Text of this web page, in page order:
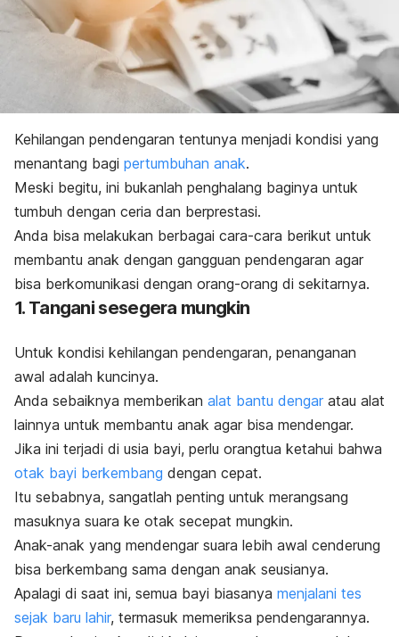
Kehilangan pendengaran tentunya menjadi kondisi yang
menantang bagi pertumbuhan anak.
Meski begitu, ini bukanlah penghalang baginya untuk
tumbuh dengan ceria dan berprestasi.
Anda bisa melakukan berbagai cara-cara berikut untuk
membantu anak dengan gangguan pendengaran agar
bisa berkomunikasi dengan orang-orang di sekitarnya.
1. Tangani sesegera mungkin
Untuk kondisi kehilangan pendengaran, penanganan
awal adalah kuncinya.
Anda sebaiknya memberikan alat bantu dengar atau alat
lainnya untuk membantu anak agar bisa mendengar.
Jika ini terjadi di usia bayi, perlu orangtua ketahui bahwa
otak bayi berkembang dengan cepat.
Itu sebabnya, sangatlah penting untuk merangsang
masuknya suara ke otak secepat mungkin.
Anak-anak yang mendengar suara lebih awal cenderung
bisa berkembang sama dengan anak seusianya.
Apalagi di saat ini, semua bayi biasanya menjalani tes
sejak baru lahir, termasuk memeriksa pendengarannya.